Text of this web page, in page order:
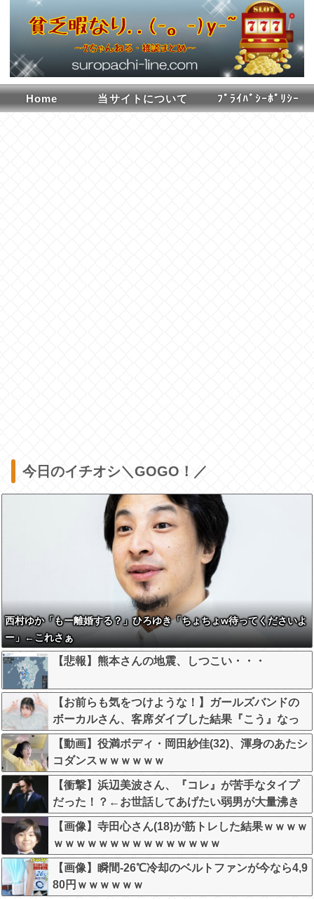
Home 当サイトについて ﾌﾟﾗｲﾊﾞｼｰﾎﾟﾘｼｰ
今日のイチオシ＼GOGO！／
西村ゆか「もー離婚する？」ひろゆき「ちょちょw待ってくださいよ
ー」←これさぁ
【悲報】熊本さんの地震、しつこい・・・
【お前らも気をつけような！】ガールズバンドの
ボーカルさん、客席ダイブした結果『こう』なっ
てしまいお気持ち表明してしまう…
【動画】役満ボディ・岡田紗佳(32)、渾身のあたシ
コダンスｗｗｗｗｗｗ
【衝撃】浜辺美波さん、『コレ』が苦手なタイプ
だった！？←お世話してあげたい弱男が大量沸き
してしまうw w w w w w w w w
【画像】寺田心さん(18)が筋トレした結果ｗｗｗｗ
ｗｗｗｗｗｗｗｗｗｗｗｗｗｗｗ
【画像】瞬間-26℃冷却のベルトファンが今なら4,9
80円ｗｗｗｗｗｗ